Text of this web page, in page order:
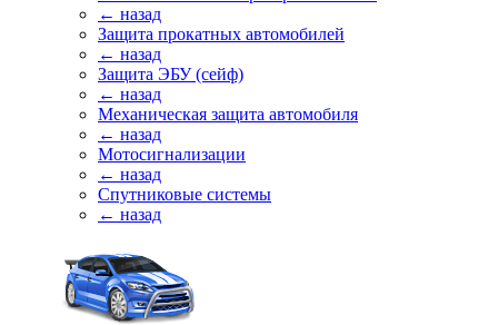
← назад
Защита прокатных автомобилей
← назад
Защита ЭБУ (сейф)
← назад
Механическая защита автомобиля
← назад
Мотосигнализации
← назад
Спутниковые системы
← назад